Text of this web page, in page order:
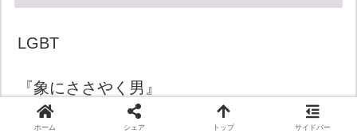
LGBT
『象にささやく男』
きょうのダジャレ
ホーム シェア トップ サイドバー